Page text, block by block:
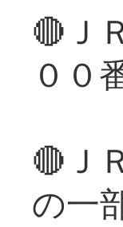
🔴Ｊ
００
🔴Ｊ
の一